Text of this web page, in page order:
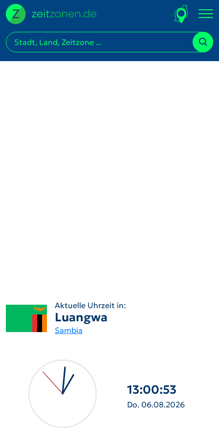
Aktuelle Uhrzeit in:
Luangwa
Sambia
13:00:54
Do. 06.08.2026